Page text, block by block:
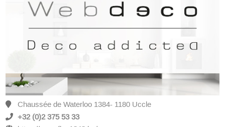
Chaussée de Waterloo 1384- 1180 Uccle
+32 (0)2 375 53 33